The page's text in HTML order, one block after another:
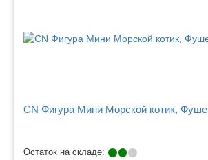
CN Фигура Мини Морской котик, Фуше
Остаток на складе: